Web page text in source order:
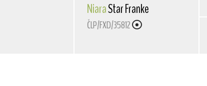
NiaraStar Franke
ČLP/FXD/35812